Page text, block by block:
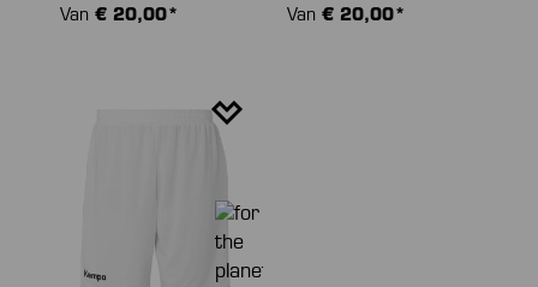
Van € 20,00*
Van € 20,00*